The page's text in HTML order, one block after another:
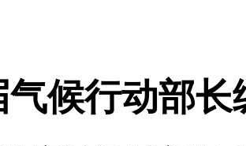
气候行动部